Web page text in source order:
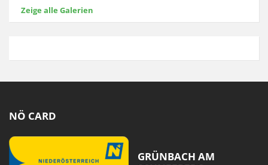
Zeige alle Galerien
NÖ CARD
GRÜNBACH AM